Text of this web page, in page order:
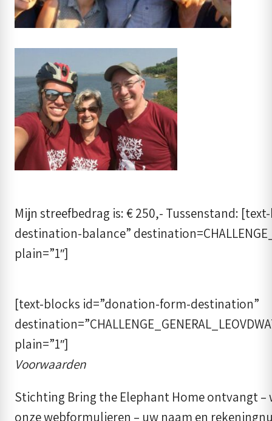
Mijn streefbedrag is: € 250,- Tussenstand:
destination-balance”
plain=”1″]
[text-blocks id=”donation-form-destination”
plain=”1″]
Voorwaarden
Stichting Bring the Elephant Home ontvangt –
onze webformulieren – uw naam en